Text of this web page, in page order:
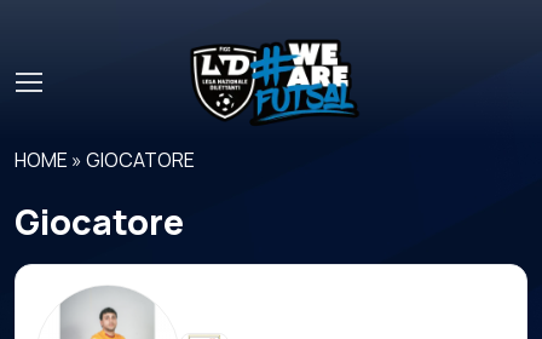
HOME »GIOCATORE
Giocatore